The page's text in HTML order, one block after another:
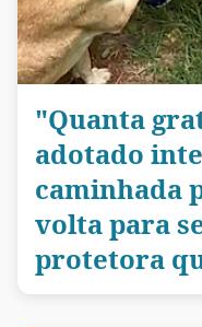
"Quanta
adotado
caminhada
volta para
protetora